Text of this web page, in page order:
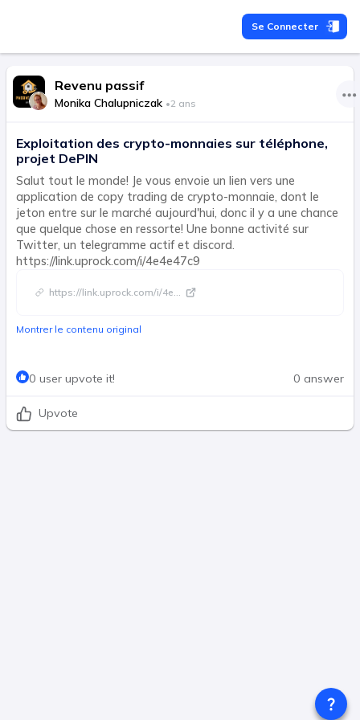
Se Connecter
Revenu passif
Monika Chalupniczak •2 ans
Exploitation des crypto-monnaies sur téléphone,
projet DePIN
Salut tout le monde! Je vous envoie un lien vers une
application de copy trading de crypto-monnaie, dont le
jeton entre sur le marché aujourd'hui, donc il y a une chance
que quelque chose en ressorte! Une bonne activité sur
Twitter, un telegramme actif et discord.
https://link.uprock.com/i/4e4e47c9
https://link.uprock.com/i/4e...
Montrer le contenu original
0 user upvote it! 0 answer
Upvote